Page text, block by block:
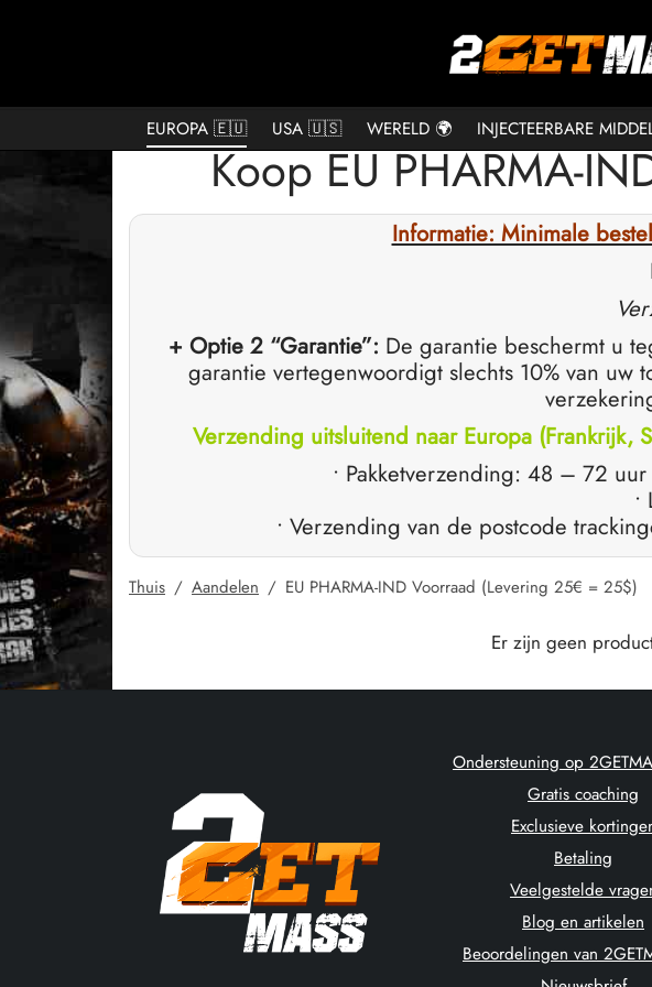
EUROPA 🇪🇺 USA 🇺🇸 WERELD 🌍 INJECTEERBARE
Koop EU PHARMA-
Informatie: Minimale
+ Optie 2 “Garantie”: De garantie beschermt u
garantie vertegenwoordigt slechts 10% van uw
Verzending uitsluitend naar Europa (Frankrijk,
• Pakketverzending: 48 – 72
• Verzending van de postcode
Thuis / Aandelen / EU PHARMA-IND Voorraad (Levering 25€ = 25$)
Er zijn geen
Ondersteuning op
Gratis coaching
Exclusieve
Betaling
Veelgestelde
Blog en artikelen
Beoordelingen van